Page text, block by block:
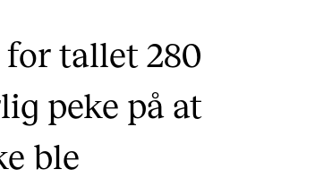
tallet 280
peke på at
ble